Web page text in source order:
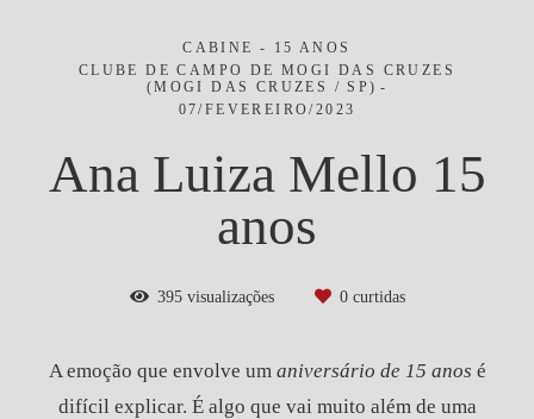
CABINE - 15 ANOS
CLUBE DE CAMPO DE MOGI DAS CRUZES
(MOGI DAS CRUZES / SP)
07/FEVEREIRO/2023
Ana Luiza Mello 15
anos
395visualizações 0curtidas
A emoção que envolve um aniversário de 15 anos é
difícil explicar. É algo que vai muito além de uma